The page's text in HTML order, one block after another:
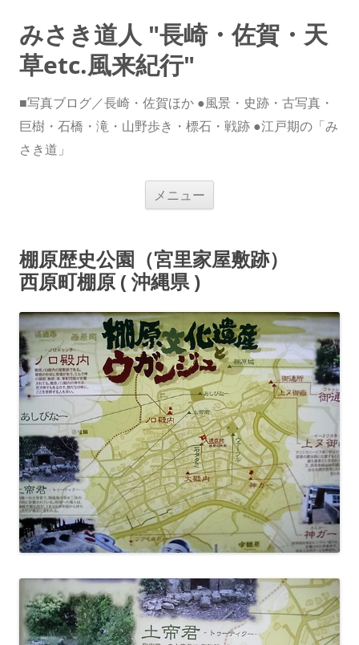
みさき道人 "長崎・佐賀・天
草etc.風来紀行"
■写真ブログ／長崎・佐賀ほか ●風景・史跡・古写真・
巨樹・石橋・滝・山野歩き・標石・戦跡 ●江戸期の「み
さき道」
メニュー
ス
キ
棚原歴史公園（宮里家屋敷跡）
西原町棚原 ( 沖縄県 )